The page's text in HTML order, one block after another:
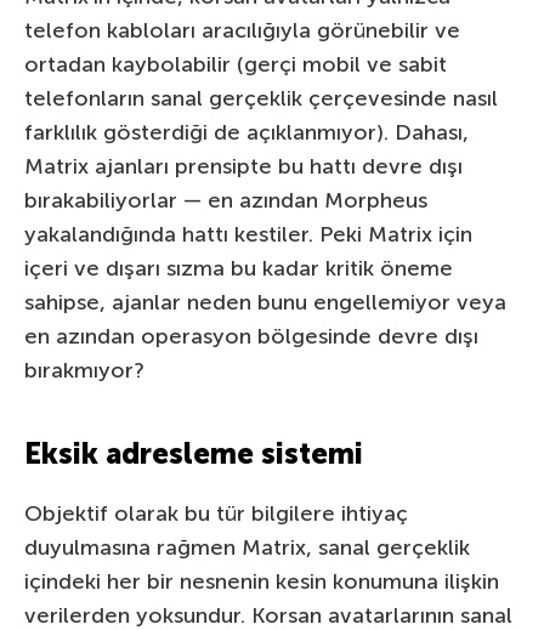
telefon kabloları aracılığıyla görünebilir ve
ortadan kaybolabilir (gerçi mobil ve sabit
telefonların sanal gerçeklik çerçevesinde nasıl
farklılık gösterdiği de açıklanmıyor). Dahası,
Matrix ajanları prensipte bu hattı devre dışı
bırakabiliyorlar — en azından Morpheus
yakalandığında hattı kestiler. Peki Matrix için
içeri ve dışarı sızma bu kadar kritik öneme
sahipse, ajanlar neden bunu engellemiyor veya
en azından operasyon bölgesinde devre dışı
bırakmıyor?
Eksik adresleme sistemi
Objektif olarak bu tür bilgilere ihtiyaç
duyulmasına rağmen Matrix, sanal gerçeklik
içindeki her bir nesnenin kesin konumuna ilişkin
verilerden yoksundur. Korsan avatarlarının sanal